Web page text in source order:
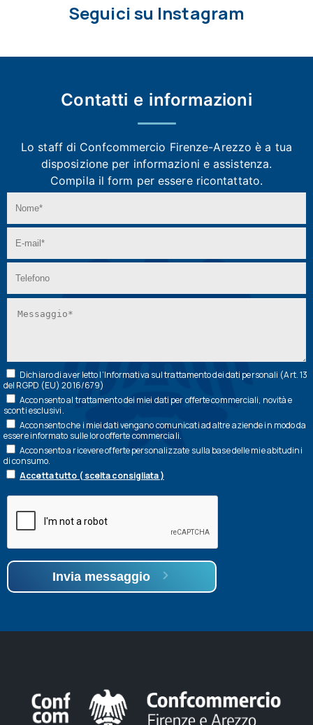
Seguici su Instagram
Contatti e informazioni
Lo staff di Confcommercio Firenze-Arezzoè a tua
disposizione per informazioni e assistenza.
Compila il form per essere ricontattato.
Dichiaro di aver letto l’Informativa sul trattamento dei dati personali (Art. 13
del RGPD (EU) 2016/679)
Acconsento al trattamento dei miei dati per offerte commerciali, novità e
sconti esclusivi.
Acconsento che i miei dati vengano comunicati ad altre aziende in modo da
essere informato sulle loro offerte commerciali.
Acconsento a ricevere offerte personalizzate sulla base delle mie abitudini
di consumo.
Accetta tutto ( scelta consigliata )
Invia messaggio